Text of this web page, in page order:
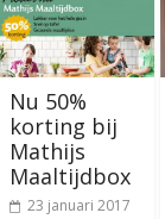
Nu 50%
korting bij
Mathijs
Maaltijdbox
23 januari 2017